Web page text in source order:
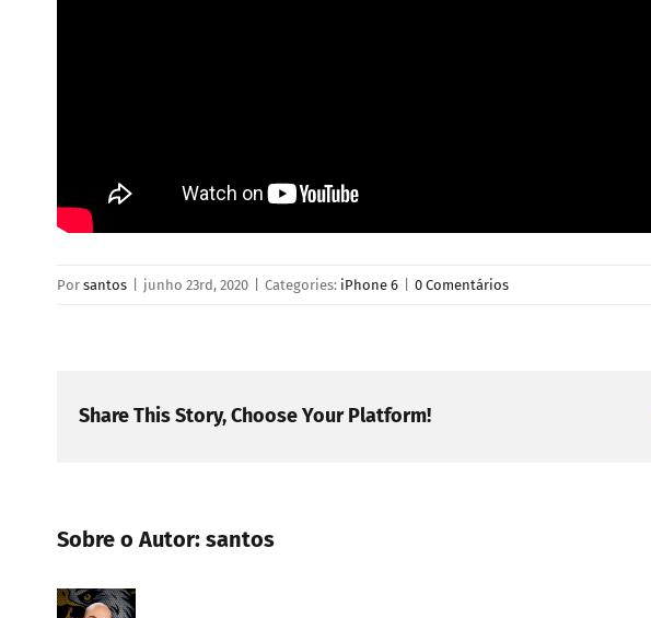
Por santos junho 23rd, 2020 Categories: iPhone 6 0 Comentários
Share This Story, Choose Your Platform!
Sobre o Autor: santos